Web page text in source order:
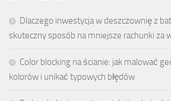
Dlaczego inwestycja w deszczownię z
skuteczny sposób na mniejsze rachunki za
Color blocking na ścianie: jak malować
kolorów i unikać typowych błędów